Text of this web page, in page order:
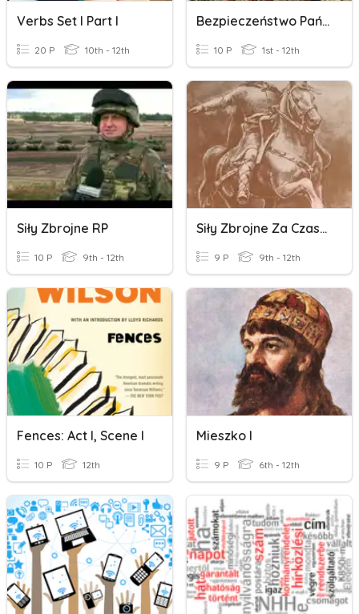
Verbs Set I Part I
20 P 10th - 12th
Bezpieczeństwo Państwa I Siły Zbrojne RP
10 P 1st - 12th
Siły Zbrojne RP
10 P 9th - 12th
Siły Zbrojne Za Czasów Pierwszych Piastów
9 P 9th - 12th
Fences: Act I, Scene I
10 P 12th
Mieszko I
9 P 6th - 12th